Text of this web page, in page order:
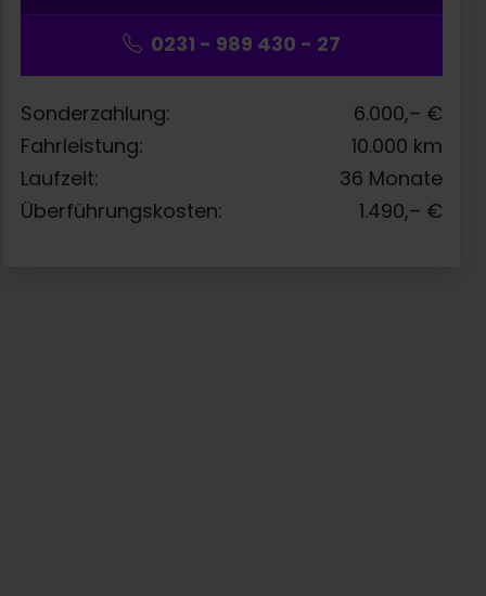
0231 - 989 430 - 27
Sonderzahlung: 6.000,– €
Fahrleistung:
10.000 km
Laufzeit:
36 Monate
Überführungskosten:
1.490,– €